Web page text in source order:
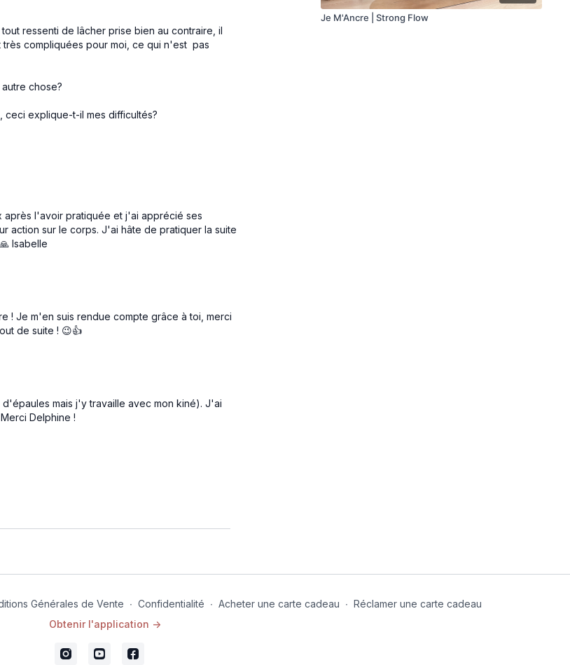
ressenti de lâcher prise bien au contraire, il
très compliquées pour moi, ce qui n'est pas
chose?
explique-t-il mes difficultés?
après l'avoir pratiquée et j'ai apprécié ses
action sur le corps. J'ai hâte de pratiquer la suite
Isabelle
! Je m'en suis rendue compte grâce à toi, merci
de suite ! 😉👍
mais j'y travaille avec mon kiné). J'ai
Delphine !
Je M'Ancre | Strong Flow
Générales de Vente ∙ Confidentialité ∙ Acheter une carte cadeau ∙ Réclamer une carte cadeau
Obtenir l'application ->